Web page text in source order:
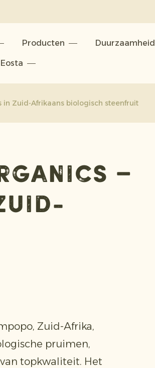
Producten Duurzaamheid
in Zuid-Afrikaans biologisch steenfruit
–
Zuid-Afrika,
pruimen,
topkwaliteit. Het